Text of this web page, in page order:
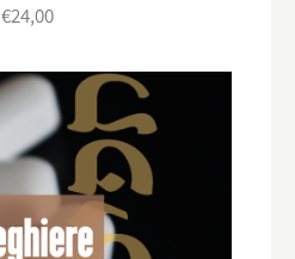
€24,00